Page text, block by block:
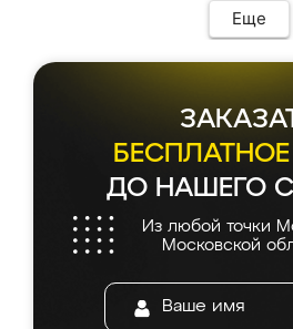
мебель сразу встала на
каких-либо доработок.
довольна, все выглядит
Еще
ДО НАШЕГО
Из любой точки
Московской